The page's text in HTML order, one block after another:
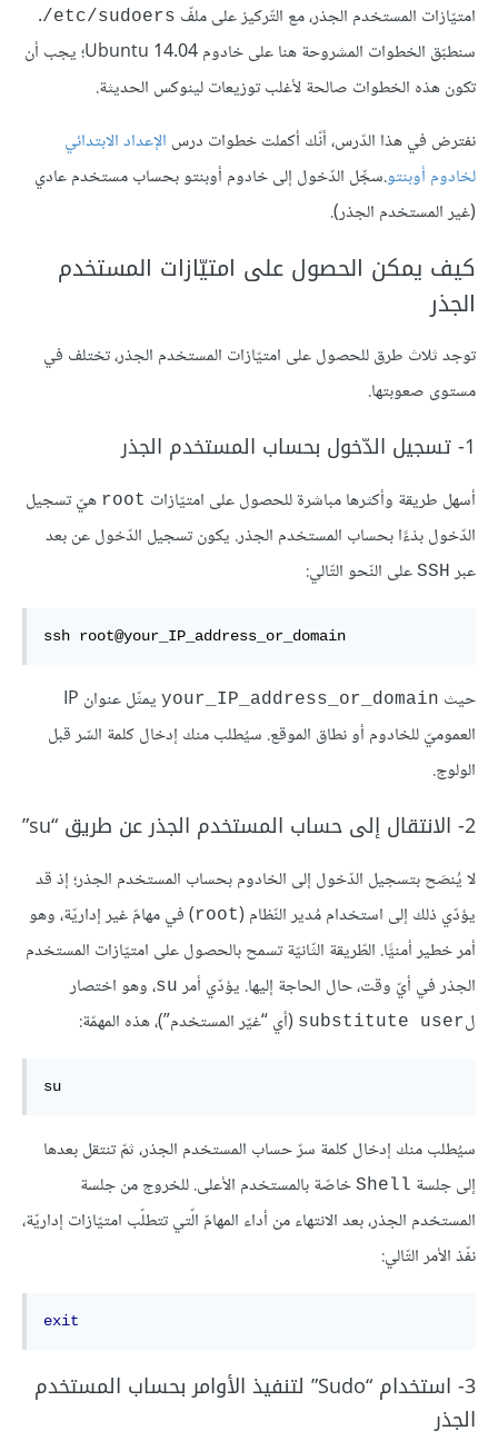
امتيّازات المستخدم الجذر، مع التّركيز على ملفّ etc/sudoers/
.
سنطبّق الخطوات المشروحة هنا على خادوم Ubuntu 14.04؛ يجب أن
تكون هذه الخطوات صالحة لأغلب توزيعات لينوكس الحديثة.
نفترض في هذا الدّرس، أنّك أكملت خطوات درس الإعداد الابتدائي
لخادوم أوبنتو.سجِّل الدّخول إلى خادوم أوبنتو بحساب مستخدم عادي
(غير المستخدم الجذر).
كيف يمكن الحصول على امتيّازات المستخدم
الجذر
توجد ثلاث طرق للحصول على امتيّازات المستخدم الجذر، تختلف في
مستوى صعوبتها.
1- تسجيل الدّخول بحساب المستخدم الجذر
أسهل طريقة وأكثرها مباشرة للحصول على امتيّازات root هيّ تسجيل
الدّخول بدْءًا بحساب المستخدم الجذر. يكون تسجيل الدّخول عن بعد
عبر SSH على النّحو التّالي:
ssh root@your_IP_address_or_domain
حيث your_IP_address_or_domain
يمثّل عنوان IP
العموميّ للخادوم أو نطاق الموقع. سيُطلب منك إدخال كلمة السّر قبل
الولوج.
2- الانتقال إلى حساب المستخدم الجذر عن طريق “su”
لا يُنصَح بتسجيل الدّخول إلى الخادوم بحساب المستخدم الجذر؛ إذ قد
يؤدّي ذلك إلى استخدام مُدير النّظام (root) في مهامّ غير إداريّة، وهو
أمر خطير أمنيًّا. الطّريقة الثّانيّة تسمح بالحصول على امتيّازات المستخدم
الجذر في أيّ وقت، حال الحاجة إليها. يؤدّي أمر su، وهو اختصار
لsubstitute user (أي “غيّر المستخدم”)، هذه المهمّة:
su
سيُطلب منك إدخال كلمة سرّ حساب المستخدم الجذر، ثمّ تنتقل بعدها
إلى جلسة Shell خاصّة بالمستخدم الأعلى. للخروج من جلسة
المستخدم الجذر، بعد الانتهاء من أداء المهامّ الّتي تتطلّب امتيّازات إداريّة،
نفّذ الأمر التّالي:
exit
3- استخدام “Sudo” لتنفيذ الأوامر بحساب المستخدم
الجذر